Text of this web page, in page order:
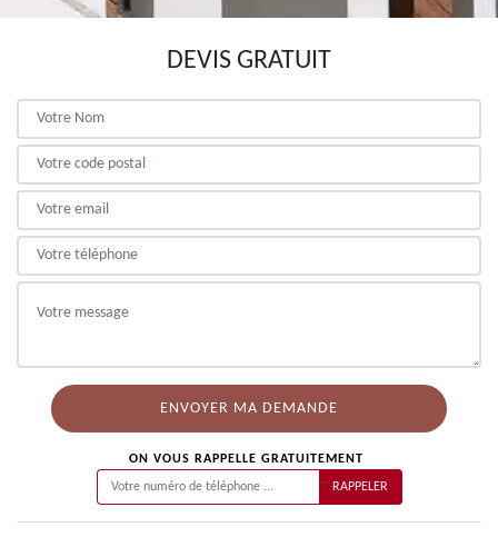
DEVIS GRATUIT
ON VOUS RAPPELLE GRATUITEMENT